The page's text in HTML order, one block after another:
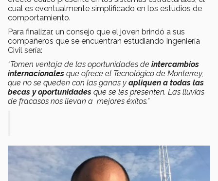
cual es eventualmente simplificado en los estudios de
comportamiento.
Para finalizar, un consejo que el joven brindó a sus
compañeros que se encuentran estudiando Ingeniería
Civil sería:
“Tomen ventaja de las oportunidades de intercambios
internacionales que ofrece el Tecnológico de Monterrey,
que no se queden con las ganas y apliquen a todas las
becas y oportunidades que se les presenten. Las lluvias
de fracasos nos llevan a mejores éxitos.”